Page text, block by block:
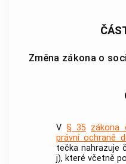
Změna zákona o
V § 35 zákona
právní ochraně
tečka nahrazuje
j), které včetně